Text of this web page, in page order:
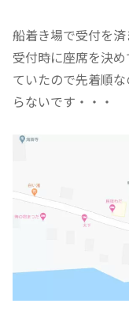
船着き場で受付を済
受付時に座席を決
ていたので先着順
らないです・・・